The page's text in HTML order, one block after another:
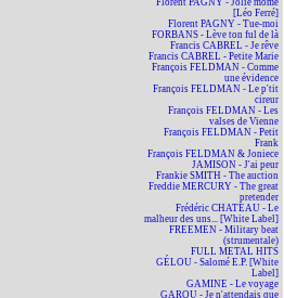
Florent PAGNY - Jolie môme
[Léo Ferré]
Florent PAGNY - Tue-moi
FORBANS - Lève ton ful de là
Francis CABREL - Je rêve
Francis CABREL - Petite Marie
François FELDMAN - Comme
une évidence
François FELDMAN - Le p'tit
cireur
François FELDMAN - Les
valses de Vienne
François FELDMAN - Petit
Frank
François FELDMAN & Joniece
JAMISON - J'ai peur
Frankie SMITH - The auction
Freddie MERCURY - The great
pretender
Frédéric CHATEAU - Le
malheur des uns... [White Label]
FREEMEN - Military beat
(strumentale)
FULL METAL HITS
GÉLOU - Salomé E.P. [White
Label]
GAMINE - Le voyage
GAROU - Je n'attendais que